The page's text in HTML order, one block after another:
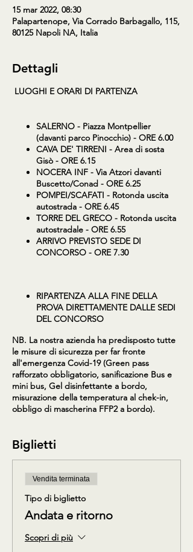
15 mar 2022, 08:30
Palapartenope, Via Corrado Barbagallo, 115,
80125 Napoli NA, Italia
Dettagli
LUOGHI E ORARI DI PARTENZA
SALERNO - Piazza Montpellier
(davanti parco Pinocchio) - ORE 6.00
CAVA DE' TIRRENI - Area di sosta
Gisò - ORE 6.15
NOCERA INF - Via Atzori davanti
Buscetto/Conad - ORE 6.25
POMPEI/SCAFATI - Rotonda uscita
autostrada - ORE 6.45
TORRE DEL GRECO - Rotonda uscita
autostradale - ORE 6.55
ARRIVO PREVISTO SEDE DI
CONCORSO - ORE 7.30
RIPARTENZA ALLA FINE DELLA
PROVA DIRETTAMENTE DALLE SEDI
DEL CONCORSO
​NB. La nostra azienda ha predisposto tutte
le misure di sicurezza per far fronte
all'emergenza Covid-19 (Green pass
rafforzato obbligatorio, sanificazione Bus e
mini bus, Gel disinfettante a bordo,
misurazione della temperatura al chek-in,
obbligo di mascherina FFP2 a bordo).
Biglietti
Vendita terminata
Tipo di biglietto
Andata e ritorno
Scopri di più